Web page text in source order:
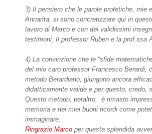
3) Il pensiero che le parole profetiche, mie
Annarita, si sono concretizzate qui in
lavoro di Marco e con dei validissimi
testimoni: Il professor Ruben e la prof.ssa
4) La convinzione che le “sfide
del mio caro professor Francesco Berardi,
metodo Berardiano, giungono ancora
didatticamente valide e per questo, credo,
Questo metodo, peraltro, è rimasto
memoria e nei miei buoni ricordi come
immaginare.
Ringrazio Marco per questa splendida